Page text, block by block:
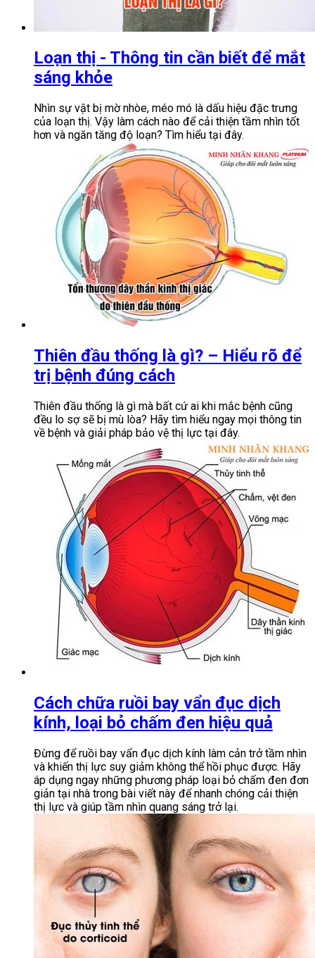
Loạn thị - Thông tin cần biết để mắt
sáng khỏe
Nhìn sự vật bị mờ nhòe, méo mó là dấu hiệu đặc trưng
của loạn thị. Vậy làm cách nào để cải thiện tầm nhìn tốt
hơn và ngăn tăng độ loạn? Tìm hiểu tại đây.
Thiên đầu thống là gì? – Hiểu rõ để
trị bệnh đúng cách
Thiên đầu thống là gì mà bất cứ ai khi mắc bệnh cũng
đều lo sợ sẽ bị mù lòa? Hãy tìm hiểu ngay mọi thông tin
về bệnh và giải pháp bảo vệ thị lực tại đây.
Cách chữa ruồi bay vẩn đục dịch
kính, loại bỏ chấm đen hiệu quả
Đừng để ruồi bay vẩn đục dịch kính làm cản trở tầm nhìn
và khiến thị lực suy giảm không thể hồi phục được. Hãy
áp dụng ngay những phương pháp loại bỏ chấm đen đơn
giản tại nhà trong bài viết này để nhanh chóng cải thiện
thị lực và giúp tầm nhìn quang sáng trở lại.